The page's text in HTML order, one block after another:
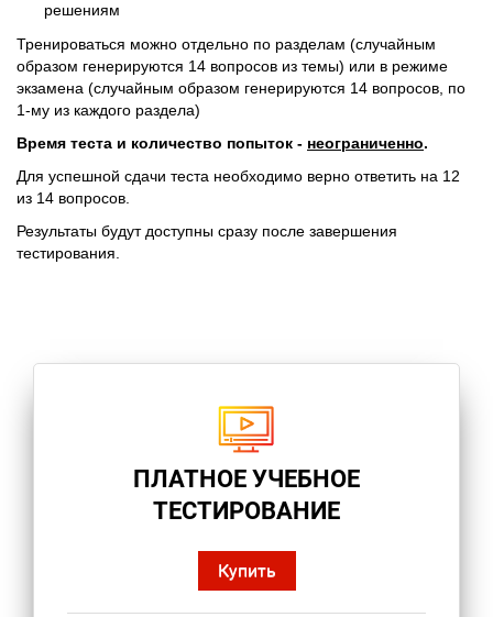
решениям
Тренироваться можно отдельно по разделам (случайным
образом генерируются 14 вопросов из темы) или в режиме
экзамена (случайным образом генерируются 14 вопросов, по
1-му из каждого раздела)
Время теста и количество попыток - неограниченно.
Для успешной сдачи теста необходимо верно ответить на 12
из 14 вопросов.
Результаты будут доступны сразу после завершения
тестирования.
ПЛАТНОЕ УЧЕБНОЕ
ТЕСТИРОВАНИЕ
Купить